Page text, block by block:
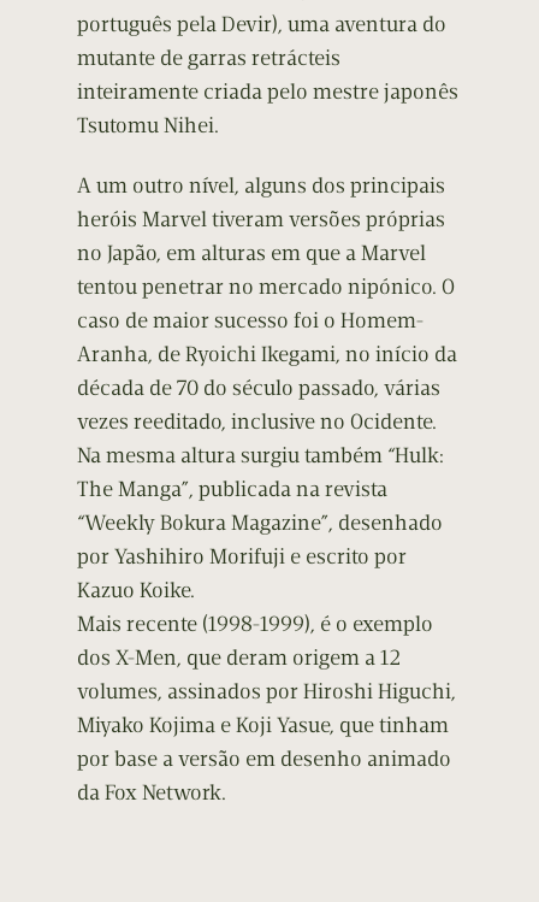
português pela Devir), uma aventura do
mutante de garras retrácteis
inteiramente criada pelo mestre japonês
Tsutomu Nihei.
A um outro nível, alguns dos principais
heróis Marvel tiveram versões próprias
no Japão, em alturas em que a Marvel
tentou penetrar no mercado nipónico. O
caso de maior sucesso foi o Homem-
Aranha, de Ryoichi Ikegami, no início da
década de 70 do século passado, várias
vezes reeditado, inclusive no Ocidente.
Na mesma altura surgiu também “Hulk:
The Manga”, publicada na revista
“Weekly Bokura Magazine”, desenhado
por Yashihiro Morifuji e escrito por
Kazuo Koike.
Mais recente (1998-1999), é o exemplo
dos X-Men, que deram origem a 12
volumes, assinados por Hiroshi Higuchi,
Miyako Kojima e Koji Yasue, que tinham
por base a versão em desenho animado
da Fox Network.